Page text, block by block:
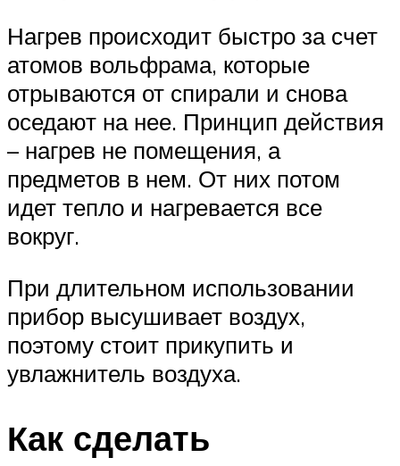
Нагрев происходит быстро за счет
атомов вольфрама, которые
отрываются от спирали и снова
оседают на нее. Принцип действия
– нагрев не помещения, а
предметов в нем. От них потом
идет тепло и нагревается все
вокруг.
При длительном использовании
прибор высушивает воздух,
поэтому стоит прикупить и
увлажнитель воздуха.
Как сделать